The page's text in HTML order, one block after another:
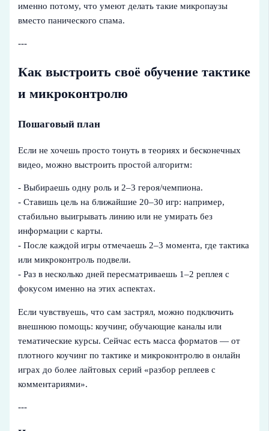
именно потому, что умеют делать такие микропаузы
вместо панического спама.
---
Как выстроить своё обучение тактике
и микроконтролю
Пошаговый план
Если не хочешь просто тонуть в теориях и бесконечных
видео, можно выстроить простой алгоритм:
- Выбираешь одну роль и 2–3 героя/чемпиона.
- Ставишь цель на ближайшие 20–30 игр: например,
стабильно выигрывать линию или не умирать без
информации с карты.
- После каждой игры отмечаешь 2–3 момента, где тактика
или микроконтроль подвели.
- Раз в несколько дней пересматриваешь 1–2 реплея с
фокусом именно на этих аспектах.
Если чувствуешь, что сам застрял, можно подключить
внешнюю помощь: коучинг, обучающие каналы или
тематические курсы. Сейчас есть масса форматов — от
плотного коучинг по тактике и микроконтролю в онлайн
играх до более лайтовых серий «разбор реплеев с
комментариями».
---